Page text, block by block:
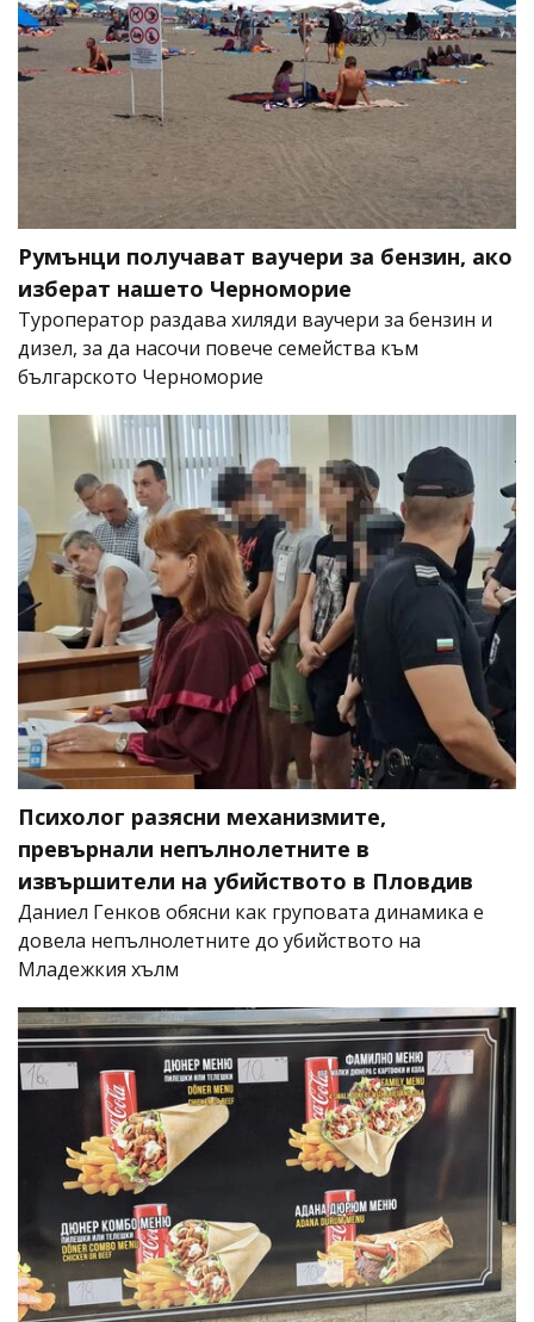
Румънци получават ваучери за бензин, ако
изберат нашето Черноморие
Туроператор раздава хиляди ваучери за бензин и
дизел, за да насочи повече семейства към
българското Черноморие
Психолог разясни механизмите,
превърнали непълнолетните в
извършители на убийството в Пловдив
Даниел Генков обясни как груповата динамика е
довела непълнолетните до убийството на
Младежкия хълм